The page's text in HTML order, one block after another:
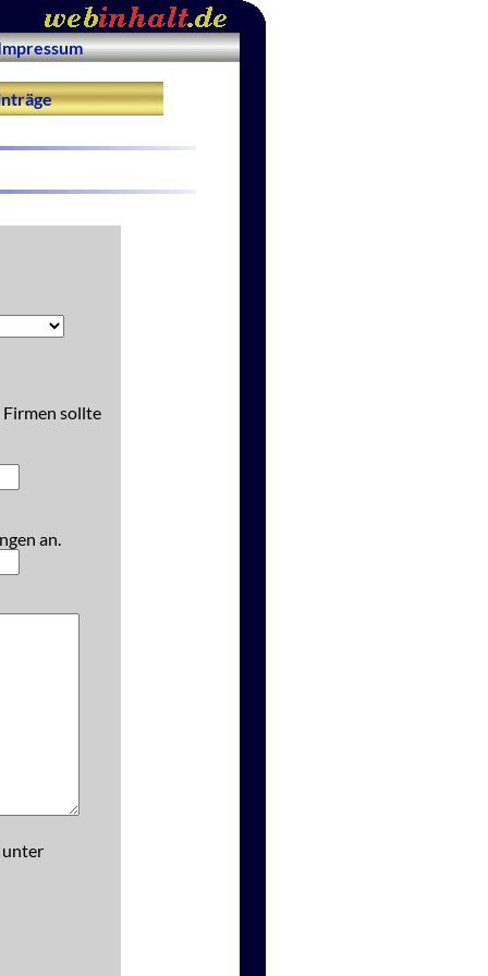
Firmen sollte
an.
unter